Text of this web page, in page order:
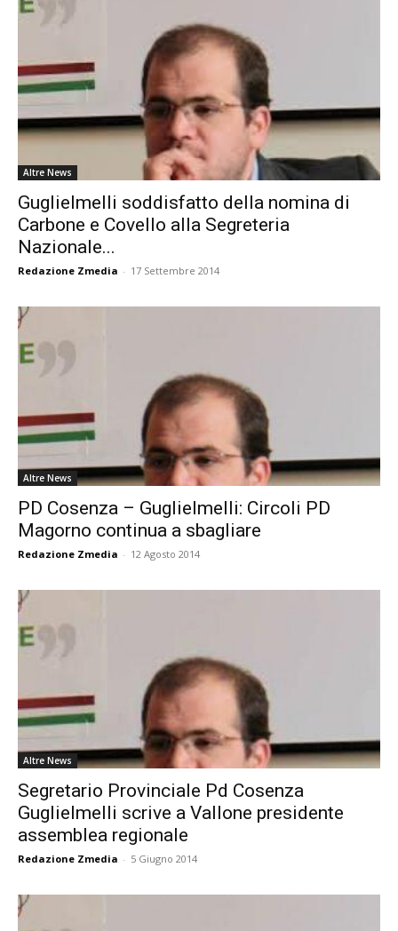
Altre News
Guglielmelli soddisfatto della nomina di
Carbone e Covello alla Segreteria
Nazionale...
Redazione Zmedia - 17 Settembre 2014
Altre News
PD Cosenza – Guglielmelli: Circoli PD
Magorno continua a sbagliare
Redazione Zmedia - 12 Agosto 2014
Altre News
Segretario Provinciale Pd Cosenza
Guglielmelli scrive a Vallone presidente
assemblea regionale
Redazione Zmedia - 5 Giugno 2014